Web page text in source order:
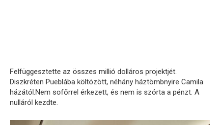
Felfüggesztette az összes millió dolláros projektjét.
Diszkréten Pueblába költözött, néhány háztömbnyire Camila
házától.Nem sofőrrel érkezett, és nem is szórta a pénzt. A
nulláról kezdte.